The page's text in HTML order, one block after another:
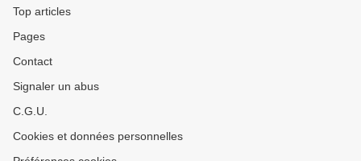
Top articles
Pages
Contact
Signaler un abus
C.G.U.
Cookies et données personnelles